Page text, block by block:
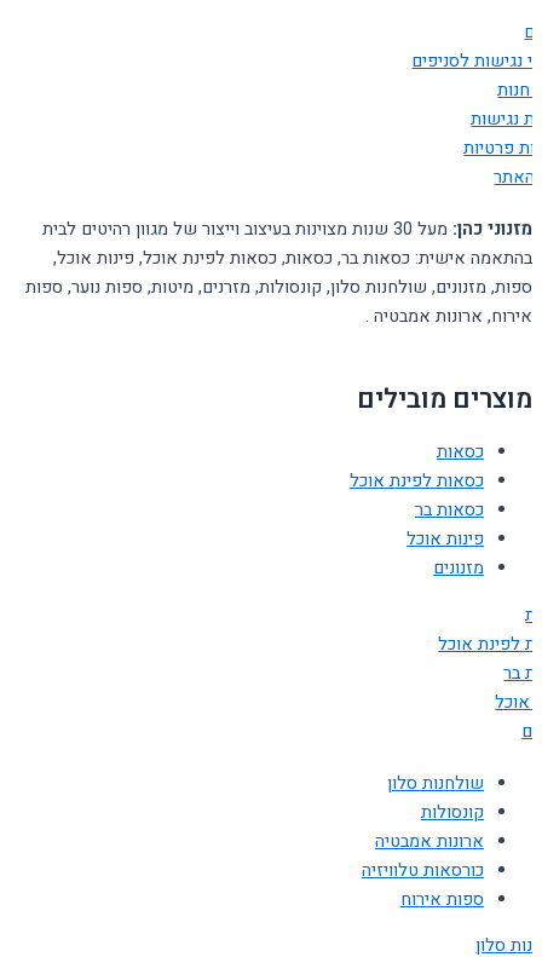
נגישות לסניפים
חנות
נגישות
פרטיות
האתר
מזנוני כהן:
מעל 30 שנות מצוינות בעיצוב וייצור של מגוון רהיטים לבית
בהתאמה אישית: כסאות בר, כסאות, כסאות לפינת אוכל, פינות אוכל,
ספות, מזנונים, שולחנות סלון, קונסולות, מזרנים, מיטות, ספות נוער, ספות
אירוח, ארונות אמבטיה .
מוצרים מובילים
כסאות
כסאות לפינת אוכל
כסאות בר
פינות אוכל
מזנונים
לפינת אוכל
בר
אוכל
שולחנות סלון
קונסולות
ארונות אמבטיה
כורסאות טלוויזיה
ספות אירוח
סלון